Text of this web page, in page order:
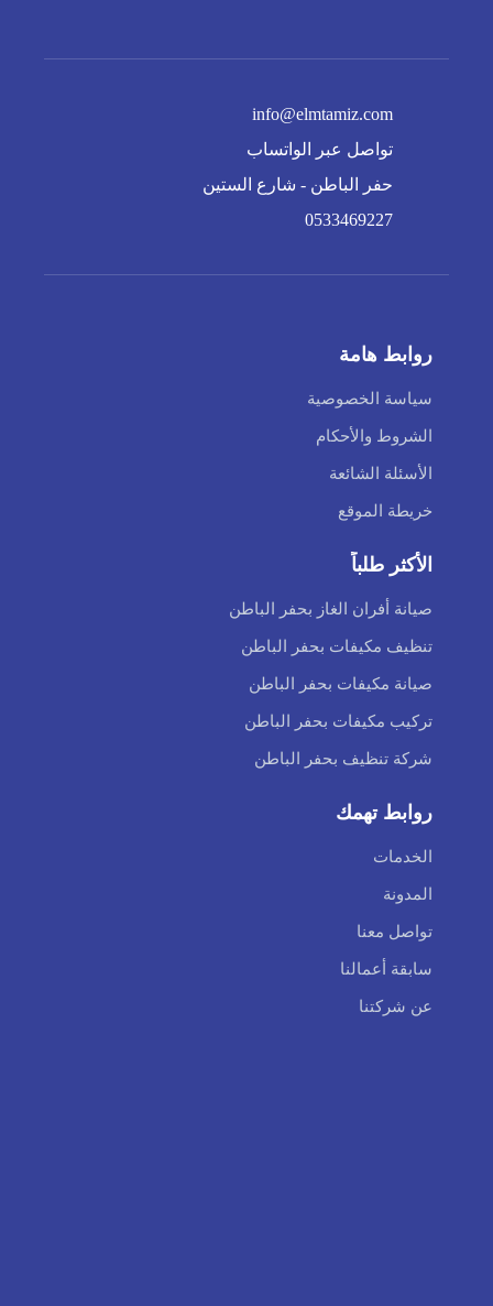
info@elmtamiz.com
تواصل عبر الواتساب
حفر الباطن - شارع الستين
0533469227
روابط هامة
سياسة الخصوصية
الشروط والأحكام
الأسئلة الشائعة
خريطة الموقع
الأكثر طلباً
صيانة أفران الغاز بحفر الباطن
تنظيف مكيفات بحفر الباطن
صيانة مكيفات بحفر الباطن
تركيب مكيفات بحفر الباطن
شركة تنظيف بحفر الباطن
روابط تهمك
الخدمات
المدونة
تواصل معنا
سابقة أعمالنا
عن شركتنا